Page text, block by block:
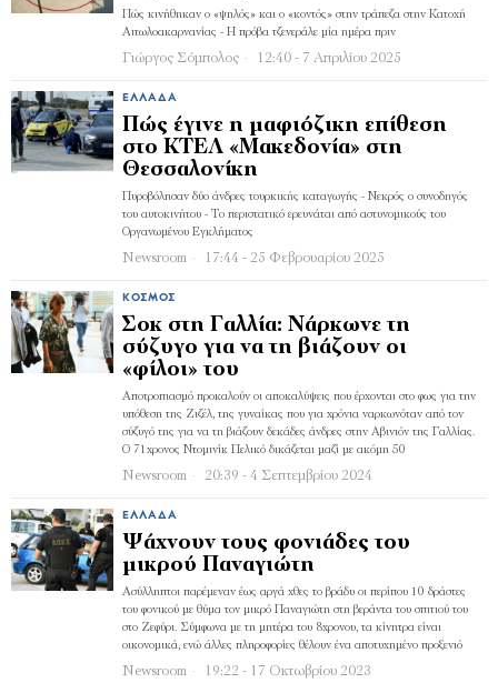
Πώς κινήθηκαν ο «ψηλός» και ο «κοντός» στην τράπεζα στην Κατοχή
Αιτωλοακαρνανίας - Η πρόβα τζενεράλε μία ημέρα πριν
Γιώργος Σόμπολος 12:40 - 7 Απριλίου 2025
ΕΛΛΆΔΑ
Πώς έγινε η μαφιόζικη επίθεση
στο ΚΤΕΛ «Μακεδονία» στη
Θεσσαλονίκη
Πυροβόλησαν δύο άνδρες τουρκικής καταγωγής - Νεκρός ο συνοδηγός
του αυτοκινήτου - Το περιστατικό ερευνάται από αστυνομικούς του
Οργανωμένου Εγκλήματος
Newsroom 17:44 - 25 Φεβρουαρίου 2025
ΚΌΣΜΟΣ
Σοκ στη Γαλλία: Νάρκωνε τη
σύζυγο για να τη βιάζουν οι
«φίλοι» του
Αποτροπιασμό προκαλούν οι αποκαλύψεις που έρχονται στο φως για την
υπόθεση της Ζιζέλ, της γυναίκας που για χρόνια ναρκωνόταν από τον
σύζυγό της για να τη βιάζουν δεκάδες άνδρες στην Αβινιόν της Γαλλίας.
Ο 71χρονος Ντομινίκ Πελικό δικάζεται μαζί με ακόμη 50
Newsroom 20:39 - 4 Σεπτεμβρίου 2024
ΕΛΛΆΔΑ
Ψάχνουν τους φονιάδες του
μικρού Παναγιώτη
Ασύλληπτοι παρέμεναν έως αργά χθες το βράδυ οι περίπου 10 δράστες
του φονικού με θύμα τον μικρό Παναγιώτη στη βεράντα του σπιτιού του
στο Ζεφύρι. Σύμφωνα με τη μητέρα του 8χρονου, τα κίνητρα είναι
οικονομικά, ενώ άλλες πληροφορίες θέλουν ένα αποτυχημένο προξενιό
Newsroom 19:22 - 17 Οκτωβρίου 2023